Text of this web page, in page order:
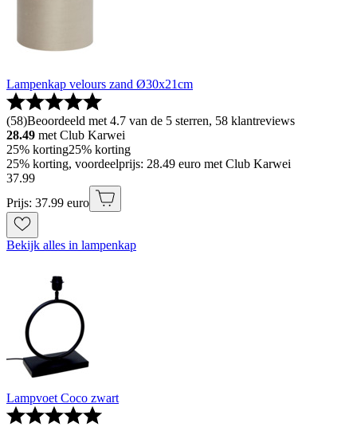
Lampenkap velours zand Ø30x21cm
(58)Beoordeeld met 4.7 van de 5 sterren, 58 klantreviews
28.49 met Club Karwei
25% korting25% korting
25% korting, voordeelprijs: 28.49 euro met Club Karwei
37.99
Prijs: 37.99 euro
Bekijk alles in lampenkap
Lampvoet Coco zwart